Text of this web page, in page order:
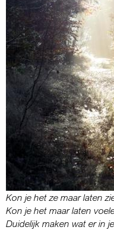
Kon je het ze maar laten
Kon je het maar laten
Duidelijk maken wat er in